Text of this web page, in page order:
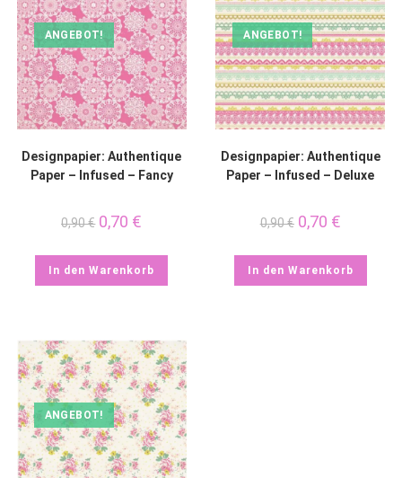
ANGEBOT!
Designpapier: Authentique
Paper – Infused – Fancy
0,90€ 0,70 €
In den Warenkorb
ANGEBOT!
Designpapier: Authentique
Paper – Infused – Deluxe
0,90€ 0,70 €
In den Warenkorb
ANGEBOT!